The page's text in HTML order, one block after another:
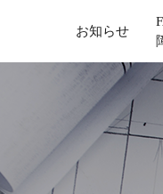
お知らせ